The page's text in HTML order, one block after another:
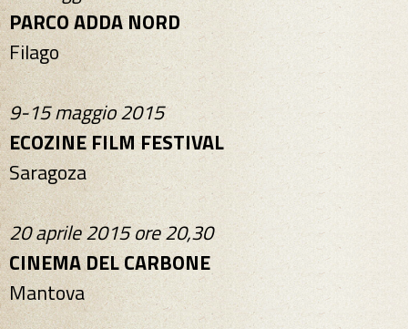
PARCO ADDA NORD
Filago
9-15 maggio 2015
ECOZINE FILM FESTIVAL
Saragoza
20 aprile 2015 ore 20,30
CINEMA DEL CARBONE
Mantova